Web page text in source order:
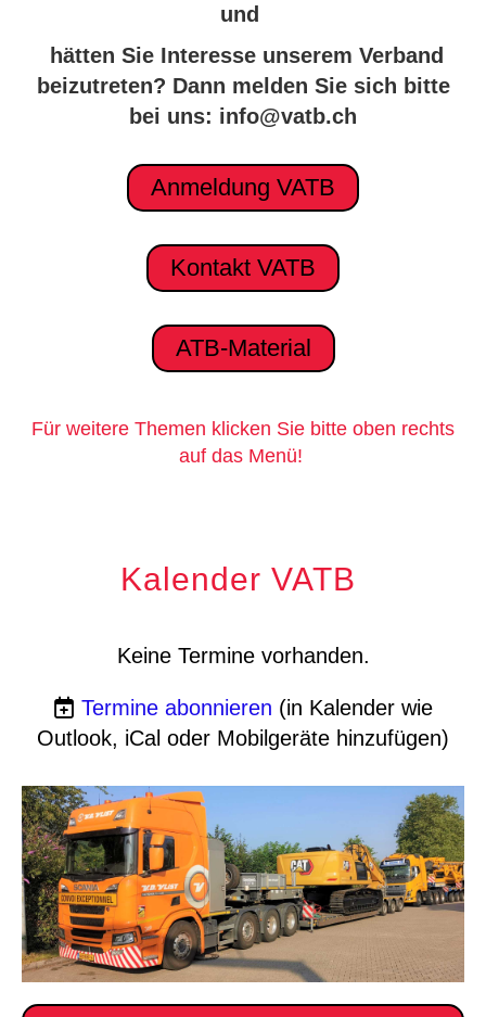
und
hätten Sie Interesse unserem Verband
beizutreten? Dann melden Sie sich bitte
bei uns: info@vatb.ch
Anmeldung VATB
Kontakt VATB
ATB-Material
Für weitere Themen klicken Sie bitte oben rechts
auf das Menü!
Kalender VATB
Keine Termine vorhanden.
Termine abonnieren (in Kalender wie
Outlook, iCal oder Mobilgeräte hinzufügen)